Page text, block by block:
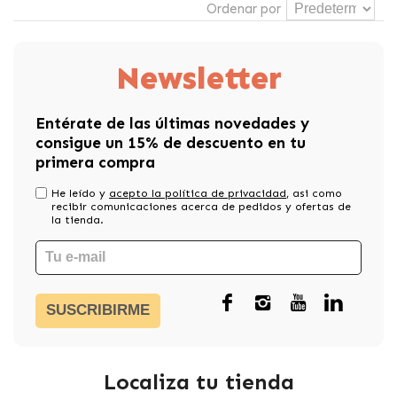
Ordenar por
Newsletter
Entérate de las últimas novedades y
consigue un 15% de descuento en tu
primera compra
He leído y acepto la política de privacidad, asi como
recibir comunicaciones acerca de pedidos y ofertas de
la tienda.
SUSCRIBIRME
Localiza tu tienda